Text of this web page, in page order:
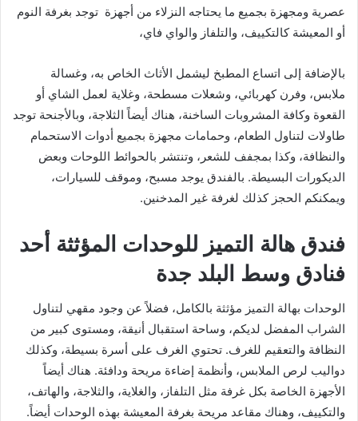
عصرية ومجهزة بجميع ما يحتاجه النزلاء من أجهزة توجد بغرفة النوم
أو المعيشة كالتكييف، والتلفاز والواي فاي،
بالإضافة إلى اتساع المطبخ ليشمل الأثاث الخاص به، وغسالة
ملابس، وفرن كهربائي، وشعلات مسطحة، وغلاية لعمل الشاي أو
القعوة وكافة المشروبات الساخنة، هناك أيضاً الثلاجة، وبالأجنحة توجد
طاولات لتناول الطعام، وحمامات مجهزة بجميع أدوات الاستحمام
والنظافة، وكذا بمجفف للشعر، وتنتشر بالحوائط اللوحات وبعض
الديكورات البسيطة. بالفندق يوجد مسبح، وموقف للسيارات،
ويمكنكم الحجز كذلك لغرفة غير المدخنين.
فندق هالة التميز للوحدات المؤثثة أحد
فنادق وسط البلد جدة
الوحدات بهالة التميز مؤثثة بالكامل، فضلاً عن وجود مقهي لتناول
الشراب المفضل لديكم، وساحة استقبال أنيقة، ومستوى كبير من
النظافة والتعقيم للغرف. تحتوي الغرف على أسرة بسيطة، وكذلك
دواليب لرص الملابس، وأنظمة إضاءة مريحة ودافئة. هناك أيضاً
الأجهزة الخاصة بكل غرفة مثل التلفاز، والغلاية، والثلاجة، والهاتف،
والتكييف، وهناك مقاعد مريحة بغرفة المعيشة بهذه الوحدات أيضاً.